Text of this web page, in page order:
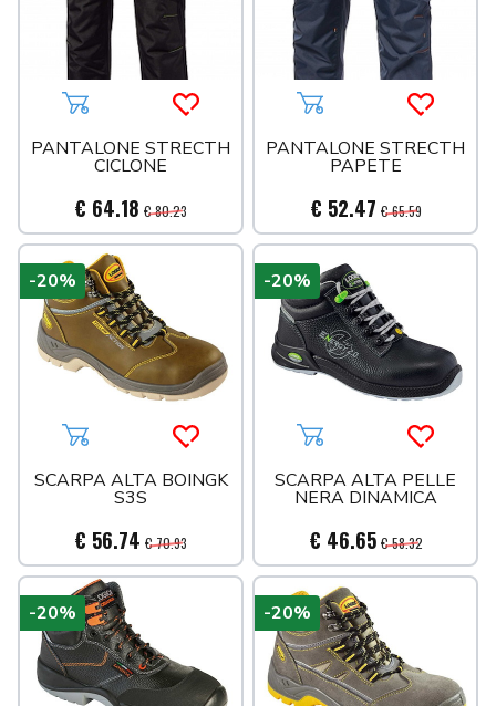
Aggiungi al carrelloAcquista più tardi
PANTALONE STRECTH
CICLONE
€ 64.18 € 80.23
Aggiungi al carrello
PANTALONE STRECTH
PAPETE
€ 52.47 € 65.59
Aggiungi al carrelloAcquista più tardi
SCARPA ALTA BOINGK
S3S
€ 56.74 € 70.93
-20%
Aggiungi al carrello
SCARPA ALTA PELLE
NERA DINAMICA
€ 46.65 € 58.32
-20%
-20% -20%